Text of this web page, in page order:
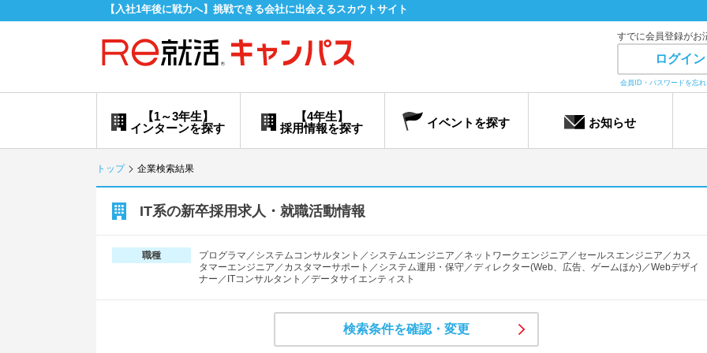
【入社1年後に戦力へ】挑戦できる会社に出会えるスカウトサイト
すでに会員登録がお
ログイン
会員ID・パスワードを忘
【4年生】
採用情報を探す
【1～3年生】
インターンを探す
イベントを探す お知らせ
トップ 企業検索結果
IT系の新卒採用求人・就職活動情報
職種
プログラマ／システムコンサルタント／システムエンジニア／ネットワークエンジニア／セールスエンジニア／カス
タマーエンジニア／カスタマーサポート／システム運用・保守／ディレクター(Web、広告、ゲームほか)／Webデザイ
ナー／ITコンサルタント／データサイエンティスト
検索条件を確認・変更